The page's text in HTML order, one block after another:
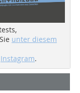
unter diesem
Instagram.